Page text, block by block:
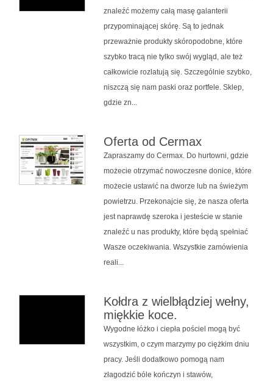
znaleźć możemy całą masę galanterii
przypominającej skórę. Są to jednak
przeważnie produkty skóropodobne, które
szybko tracą nie tylko swój wygląd, ale też
całkowicie rozlatują się. Szczególnie szybko,
niszczą się nam paski oraz portfele. Sklep,
gdzie zn...
Oferta od Cermax
Zapraszamy do Cermax. Do hurtowni, gdzie
możecie otrzymać nowoczesne donice, które
możecie ustawić na dworze lub na świeżym
powietrzu. Przekonajcie się, że nasza oferta
jest naprawdę szeroka i jesteście w stanie
znaleźć u nas produkty, które będą spełniać
Wasze oczekiwania. Wszystkie zamówienia
reali...
Kołdra z wielbłądziej wełny,
miękkie koce.
Wygodne łóżko i ciepła pościel mogą być
wszystkim, o czym marzymy po ciężkim dniu
pracy. Jeśli dodatkowo pomogą nam
złagodzić bóle kończyn i stawów,